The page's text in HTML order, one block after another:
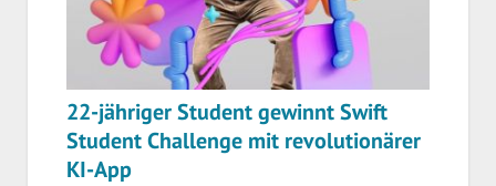
22-jähriger Student gewinnt Swift
Student Challenge mit revolutionärer
KI-App